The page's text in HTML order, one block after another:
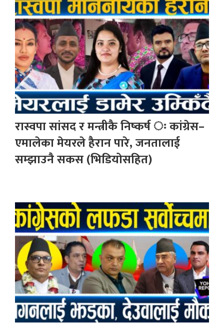
रास्वपा सांसद र मन्त्रीकै निष्कर्ष ः कांग्रेस–
एमालेका मेयरले हैरान पारे, जनतालाई
सम्झाउनै सकस (भिडियोसहित)